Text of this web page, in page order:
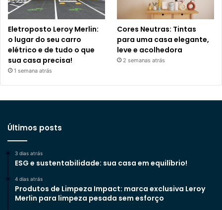
Eletroposto Leroy Merlin:
o lugar do seu carro
elétrico e de tudo o que
sua casa precisa!
1 semana atrás
Cores Neutras: Tintas
para uma casa elegante,
leve e acolhedora
2 semanas atrás
Últimos posts
3 dias atrás
ESG e sustentabilidade: sua casa em equilíbrio!
4 dias atrás
Produtos de Limpeza Impact: marca exclusiva Leroy
Merlin para limpeza pesada sem esforço